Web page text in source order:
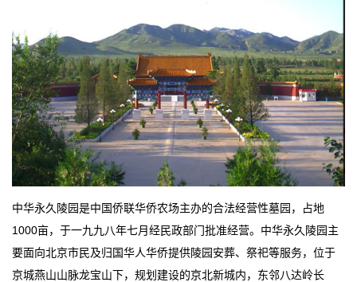
中华永久陵园是中国侨联华侨农场主办的合法经营性墓园，占地
1000亩，于一九九八年七月经民政部门批准经营。中华永久陵园主
要面向北京市民及归国华人华侨提供陵园安葬、祭祀等服务，位于
京城燕山山脉龙宝山下，规划建设的京北新城内，东邻八达岭长